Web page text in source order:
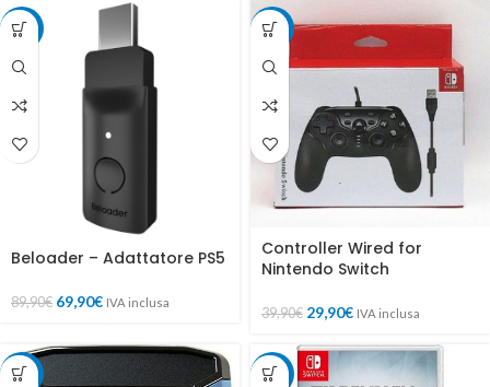
-22%
Beloader – Adattatore PS5
89,90€ 69,90€ IVA inclusa
-25%
Controller Wired for
Nintendo Switch
39,90€ 29,90€ IVA inclusa
-26% -33%